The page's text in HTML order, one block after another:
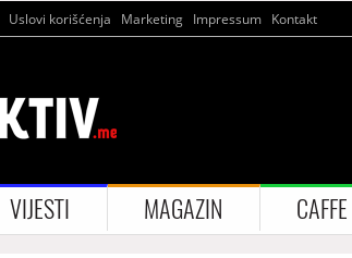
Uslovi korišćenja Marketing Impressum Kontakt
VIJESTI MAGAZIN CAFFE